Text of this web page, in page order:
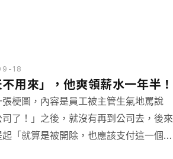
求償，讓我們來看看法院怎麼說。
18
用來」，他爽領薪水一年半！
梗圖，內容是員工被主管生氣地罵說
司了！」之後，就沒有再到公司去，後來
「就算是被開除，也應該支付這一個月
想到法院的判決是「主管叫員工不要來